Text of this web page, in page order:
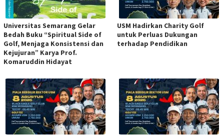
Universitas Semarang Gelar
Bedah Buku “Spiritual Side of
Golf, Menjaga Konsistensi dan
Kejujuran” Karya Prof.
Komaruddin Hidayat
USM Hadirkan Charity Golf
untuk Perluas Dukungan
terhadap Pendidikan